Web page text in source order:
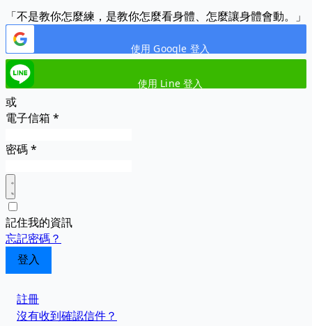
「不是教你怎麼練，是教你怎麼看身體、怎麼讓身體會動。」
使用 Google 登入
使用 Line 登入
或
電子信箱 *
密碼*
記住我的資訊
忘記密碼？
註冊
沒有收到確認信件？